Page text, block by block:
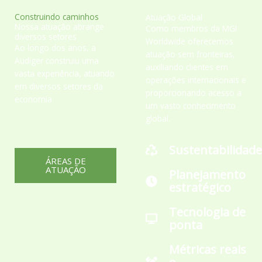
Construindo caminhos
Nossa atuação abrange
diversos setores
Ao longo dos anos, a
Audiger construiu uma
vasta experiência, atuando
em diversos setores da
economia.
ÁREAS DE
ATUAÇÃO
Atuação Global
Como membros da MGI
Worldwide oferecemos
atuação sem fronteiras,
auxiliando clientes em
operações internacionais e
proporcionando acesso a
um vasto conhecimento
global.
Sustentabilidade
Planejamento
estratégico
Tecnologia de
ponta
Métricas reais